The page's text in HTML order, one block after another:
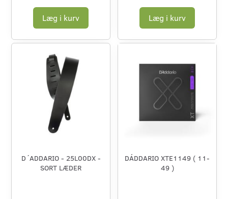
Læg i kurv Læg i kurv
D´ADDARIO - 25L00DX -
SORT LÆDER
DÁDDARIO XTE1149 ( 11-
49 )